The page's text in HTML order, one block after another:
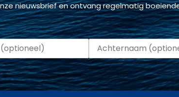
nieuwsbrief en ontvang regelmatig